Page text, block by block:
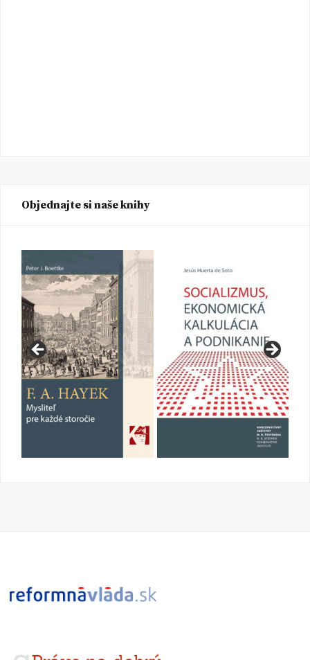
Objednajte si naše knihy